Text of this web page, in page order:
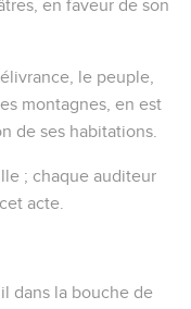
en faveur de son
le peuple,
montagnes, en est
de ses habitations.
; chaque auditeur
acte.
dans la bouche de